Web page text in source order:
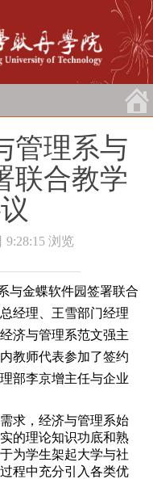
管理系与
联合教学
9:28:15 浏览
与金蝶软件园签署联合
经理、王雪部门经理
济与管理系范文强主
教师代表参加了签约
部李京增主任与企业
求，经济与管理系始
的理论知识功底和熟
为学生架起大学与社
程中充分引入各类优